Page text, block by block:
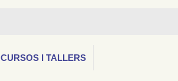
CURSOS I TALLERS